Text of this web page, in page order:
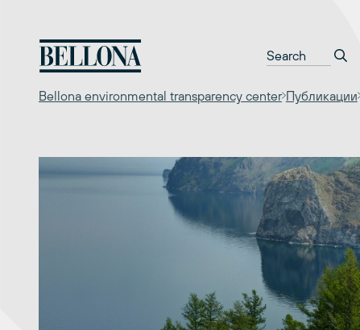
содержимому
Bellona environmental transparency center Публикации